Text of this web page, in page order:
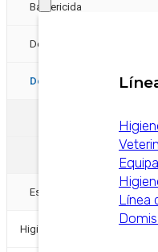
Línea
Bactericida
Desinfectantes
Detergentes
Espumígenos
Higiene y Desinfección